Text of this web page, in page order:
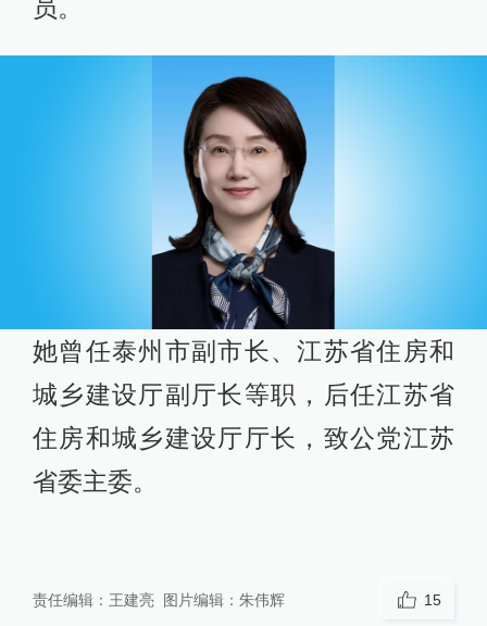
员。
她曾任泰州市副市长、江苏省住房和
城乡建设厅副厅长等职，后任江苏省
住房和城乡建设厅厅长，致公党江苏
省委主委。
责任编辑： 王建亮 图片编辑： 朱伟辉 15